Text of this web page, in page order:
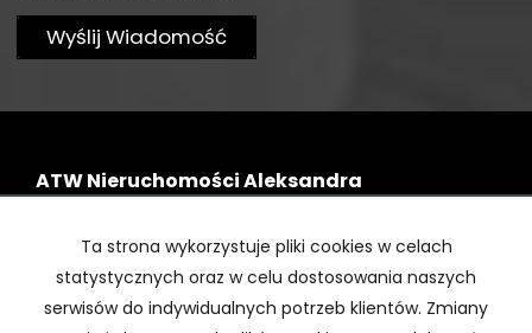
ATW Nieruchomości Aleksandra
NIP 8222155776
tel.: +48 798 444 117
biuro@atwnieruchomosci.pl
Ta strona wykorzystuje pliki cookies w celach
statystycznych oraz w celu dostosowania naszych
serwisów do indywidualnych potrzeb klientów. Zmiany